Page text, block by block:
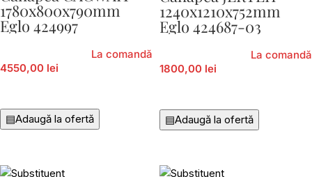
1780x800x790mm
Eglo 424997
4550,00 lei
La comandă
▤Adaugă la ofertă
1240x1210x752mm
Eglo 424687-03
1800,00 lei
La comandă
▤Adaugă la ofertă